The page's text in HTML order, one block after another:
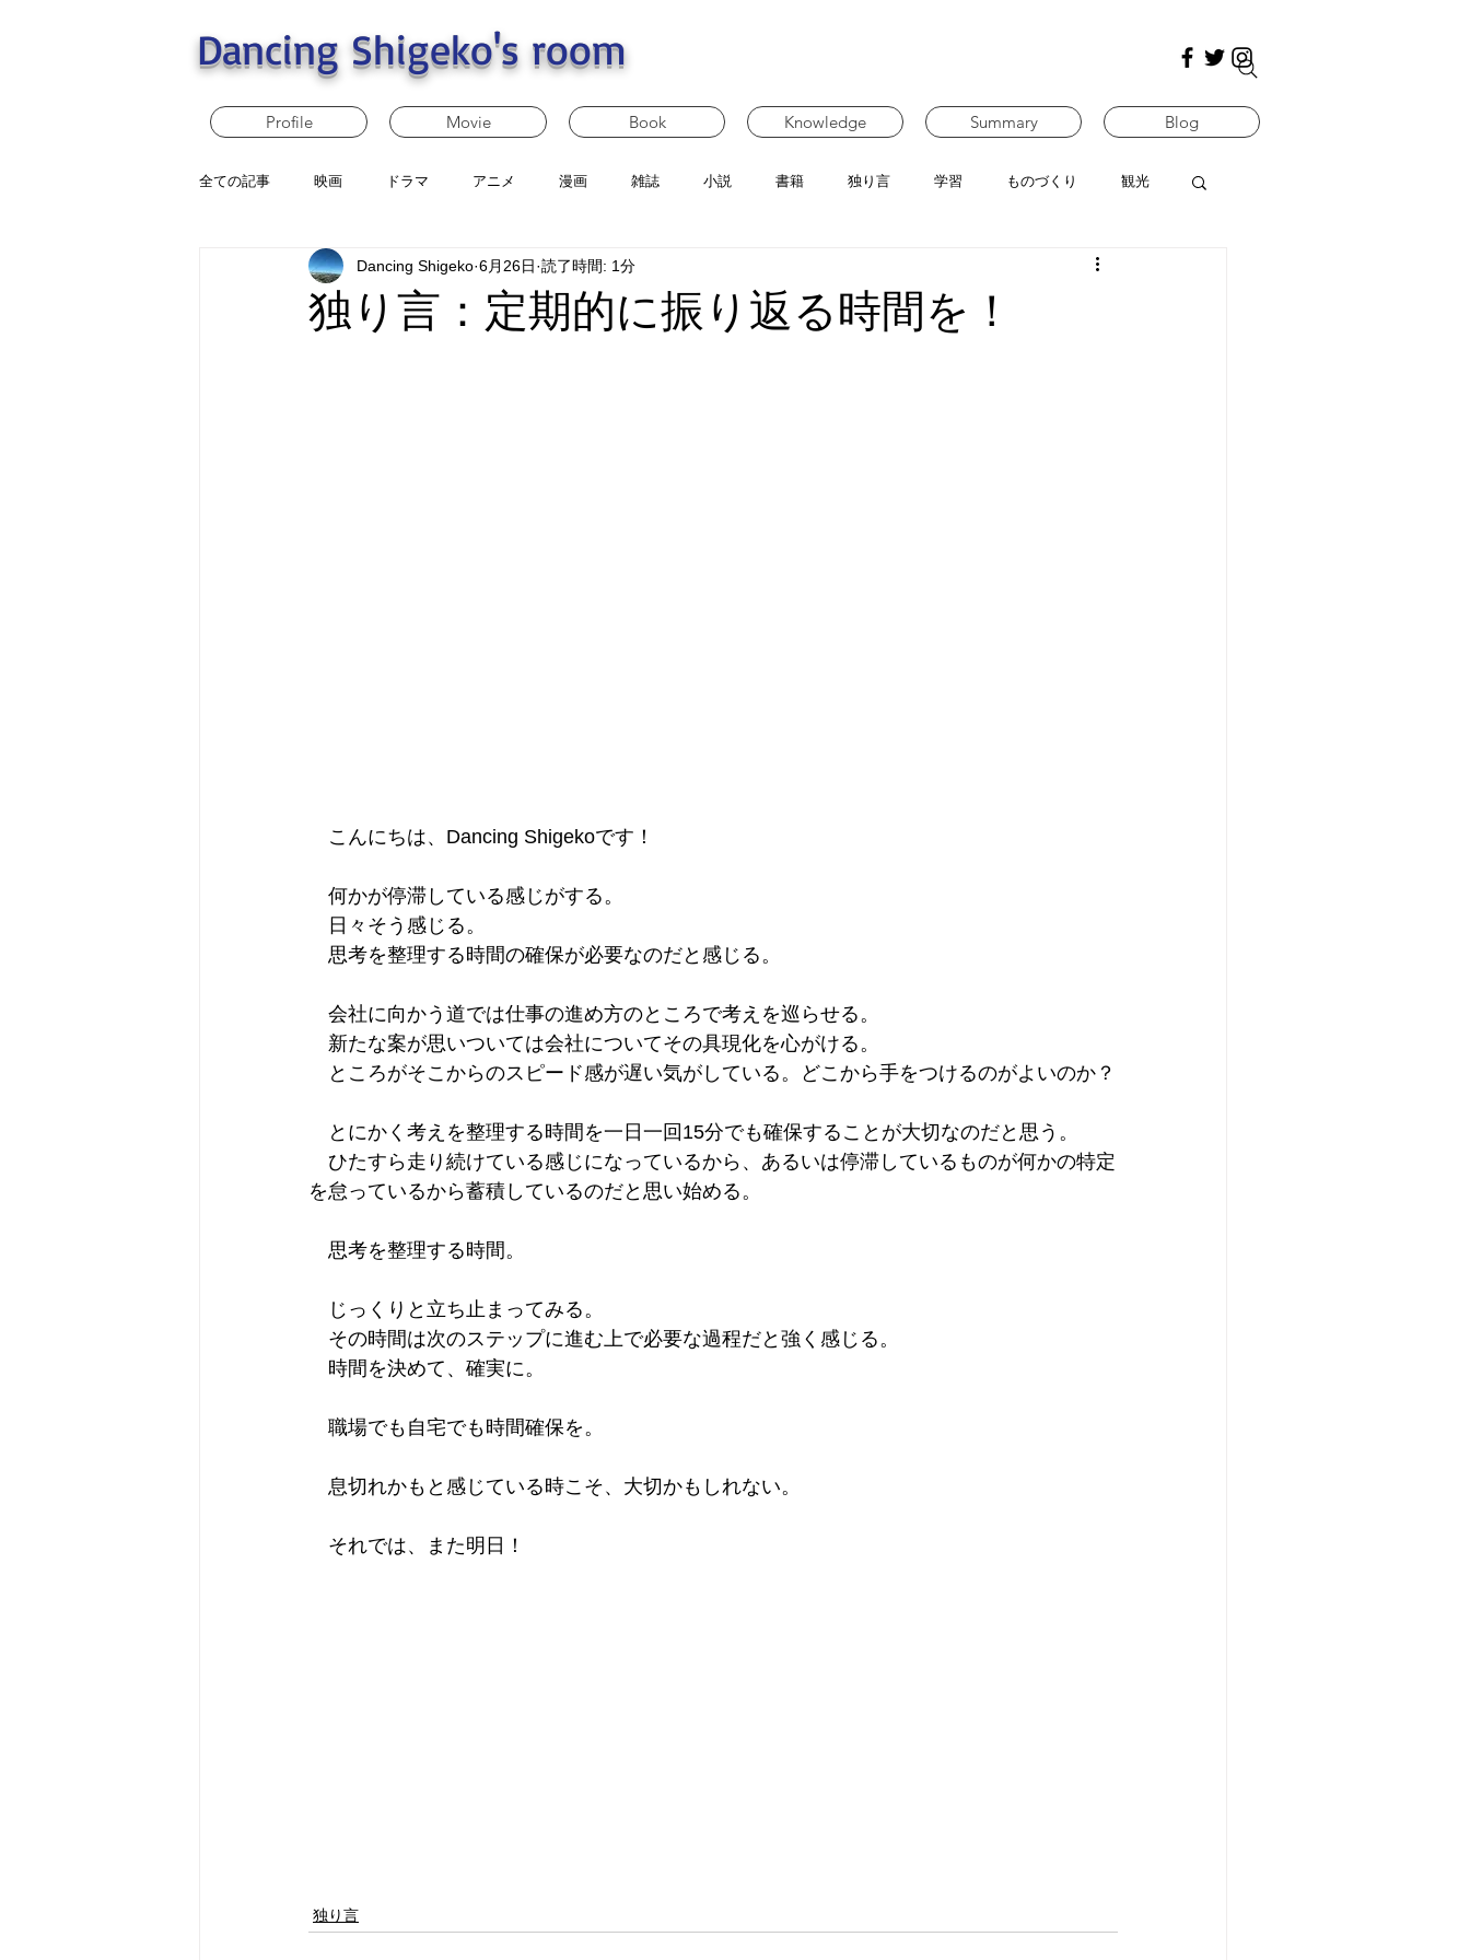
Dancing Shigeko's room
Profile Movie Book Knowledge Summary Blog
全ての記事 映画 ドラマ アニメ 漫画 雑誌 小説 書籍 独り言 学習 ものづくり 観光
独り言：定期的に振り返る時間を！
Dancing Shigeko 6月26日 読了時間: 1分
こんにちは、Dancing Shigekoです！
何かが停滞している感じがする。
日々そう感じる。
思考を整理する時間の確保が必要なのだと感じる。
会社に向かう道では仕事の進め方のところで考えを巡らせる。
新たな案が思いついては会社についてその具現化を心がける。
ところがそこからのスピード感が遅い気がしている。どこから手をつけるのがよいのか？
とにかく考えを整理する時間を一日一回15分でも確保することが大切なのだと思う。
ひたすら走り続けている感じになっているから、あるいは停滞しているものが何かの特定
を怠っているから蓄積しているのだと思い始める。
思考を整理する時間。
じっくりと立ち止まってみる。
その時間は次のステップに進む上で必要な過程だと強く感じる。
時間を決めて、確実に。
職場でも自宅でも時間確保を。
息切れかもと感じている時こそ、大切かもしれない。
それでは、また明日！
独り言